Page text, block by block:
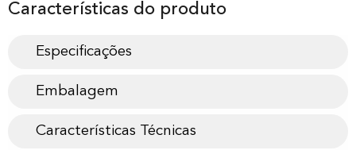
Características do produto
Especificações
Embalagem
Características Técnicas